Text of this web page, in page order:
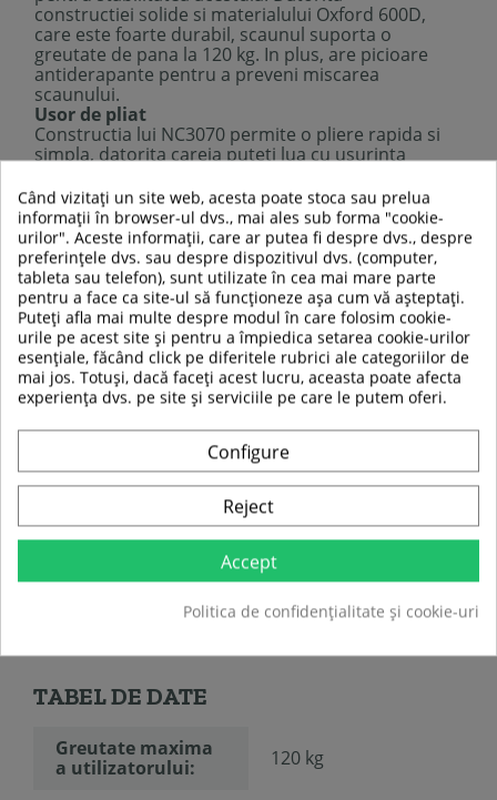
constructiei solide si materialului Oxford 600D,
care este foarte durabil, scaunul suporta o
greutate de pana la 120 kg. In plus, are picioare
antiderapante pentru a preveni miscarea
scaunului.
Usor de pliat
Constructia lui NC3070 permite o pliere rapida si
simpla, datorita careia puteti lua cu usurinta
facilitat de husa inclusa in set, care va proteja
suplimentar produsul.
Nu mai ramane nimic de facut decat sa va asezati
pe scaun si sa va bucurati de natura!
Descriere tehnica:
Material: 600D Oxford, PVC
Dimensiuni:
Latime: 80 cm
Inaltime: 83 cm
Adancime: 40 cm
Inaltime pana la sezut: 35 cm
Lungime: 87 cm
Latime: 10 cm
Cadru din fibra de sticla, diametru 16mm
Picioare anti-alunecare: da
Greutate produs: 4kg
TABEL DE DATE
Greutate maxima
a utilizatorului:
120 kg
Când vizitați un site web, acesta poate stoca sau prelua
informații în browser-ul dvs., mai ales sub forma "cookie-
urilor". Aceste informații, care ar putea fi despre dvs., despre
preferințele dvs. sau despre dispozitivul dvs. (computer,
tableta sau telefon), sunt utilizate în cea mai mare parte
pentru a face ca site-ul să funcționeze așa cum vă așteptați.
Puteți afla mai multe despre modul în care folosim cookie-
urile pe acest site și pentru a împiedica setarea cookie-urilor
esențiale, făcând click pe diferitele rubrici ale categoriilor de
mai jos. Totuși, dacă faceți acest lucru, aceasta poate afecta
experiența dvs. pe site și serviciile pe care le putem oferi.
Configure
Reject
Accept
Politica de confidențialitate și cookie-uri